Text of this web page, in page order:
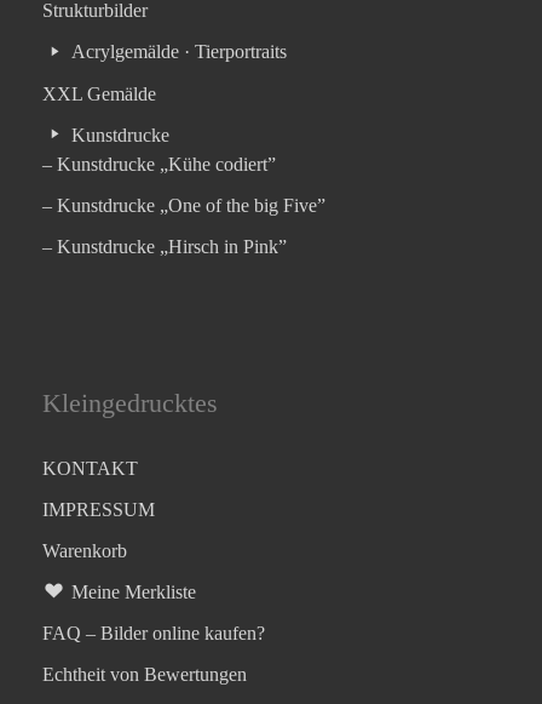
Strukturbilder
Acrylgemälde · Tierportraits
XXL Gemälde
Kunstdrucke
– Kunstdrucke „Kühe codiert”
– Kunstdrucke „One of the big Five”
– Kunstdrucke „Hirsch in Pink”
Kleingedrucktes
KONTAKT
IMPRESSUM
Warenkorb
Meine Merkliste
FAQ – Bilder online kaufen?
Echtheit von Bewertungen